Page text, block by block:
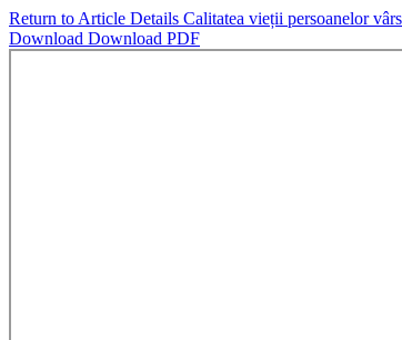
Return to Article Details Calitatea vieții persoanelor
Download Download PDF